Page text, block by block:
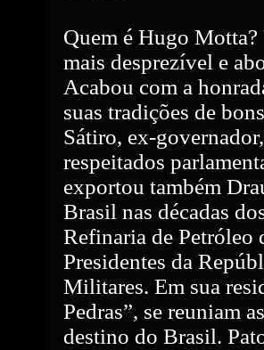
Quem é Hugo
mais desprezível e
Acabou com a
suas tradições de
Sátiro, ex-
respeitados
exportou também
Brasil nas décadas
Refinaria de Petróleo
Presidentes da
Militares. Em sua
Pedras”, se reuniam
destino do Brasil.